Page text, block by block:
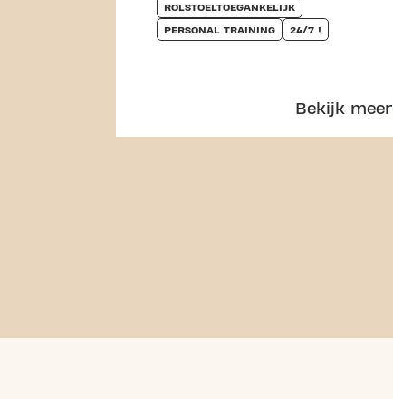
ROLSTOELTOEGANKELIJK
PERSONAL TRAINING 24/7 !
Bekijk meer